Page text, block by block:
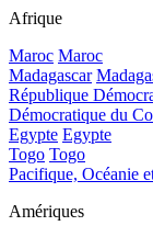
Afrique
Maroc Maroc
Madagascar
République
Démocratique du
Egypte Egypte
Togo Togo
Pacifique, Océanie
Amériques